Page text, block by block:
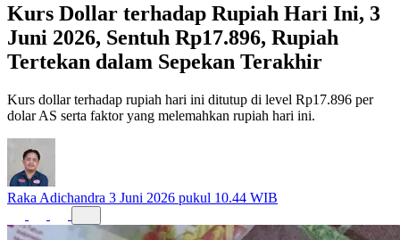
Kurs Dollar terhadap Rupiah Hari Ini, 3
Juni 2026, Sentuh Rp17.896, Rupiah
Tertekan dalam Sepekan Terakhir
Kurs dollar terhadap rupiah hari ini ditutup di level Rp17.896 per
dolar AS serta faktor yang melemahkan rupiah hari ini.
Raka Adichandra 3 Juni 2026 pukul 10.44 WIB